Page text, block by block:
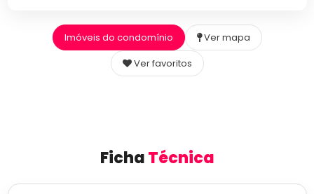
Imóveis do condomínio
Ver mapa
Ver favoritos
FichaTécnica